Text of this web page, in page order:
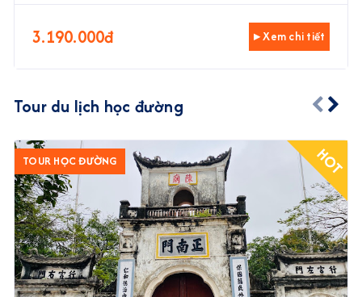
3.190.000đ ▸ Xem chi tiết
Tour du lịch học đường
TOUR HỌC ĐƯỜNG HOT